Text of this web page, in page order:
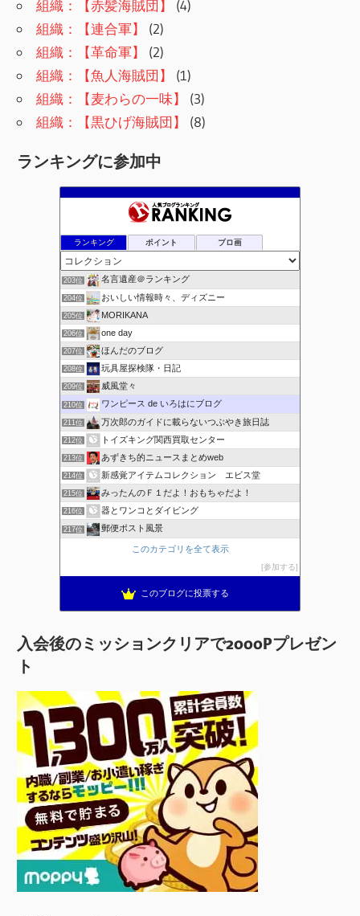
組織：【赤髪海賊団】
(4)
組織：【連合軍】
(2)
組織：【革命軍】
(2)
組織：【魚人海賊団】
(1)
組織：【麦わらの一味】
(3)
組織：【黒ひげ海賊団】
(8)
ランキングに参加中
ランキング ポイント ブロ画
203位 名言遺産＠ランキング
204位 おいしい情報時々、ディズニー
205位 MORIKANA
206位 one day
207位 ほんだのブログ
208位 玩具屋探検隊・日記
209位 威風堂々
210位 ワンピース de いろはにブログ
211位 万次郎のガイドに載らないつぶやき旅日誌
212位 トイズキング関西買取センター
213位 あずきち的ニュースまとめweb
214位 新感覚アイテムコレクション エビス堂
215位 みったんのＦ１だよ！おもちゃだよ！
216位 器とワンコとダイビング
217位 郵便ポスト風景
このカテゴリを全て表示
参加する
このブログに投票する
入会後のミッションクリアで2000Pプレゼン
ト